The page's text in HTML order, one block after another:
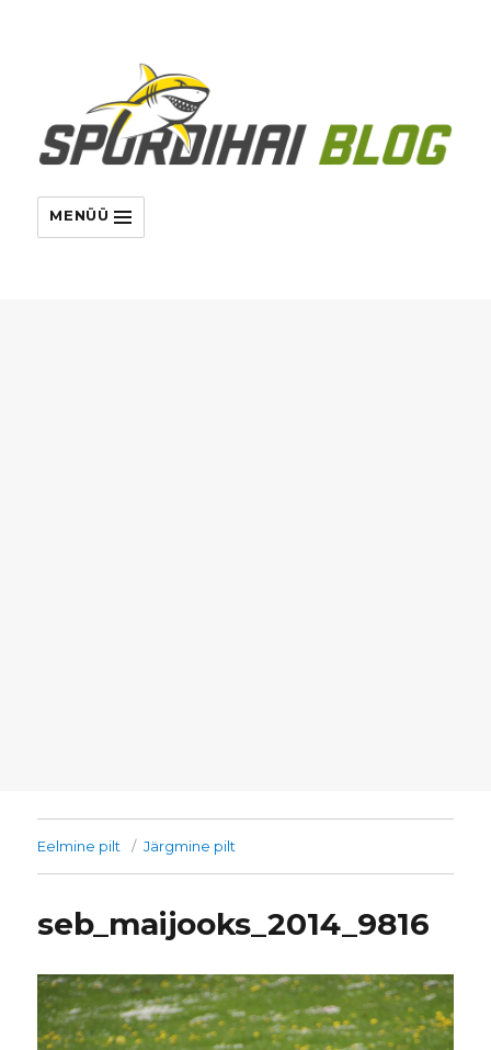
MENÜÜ
Eelmine pilt Järgmine pilt
seb_maijooks_2014_9816